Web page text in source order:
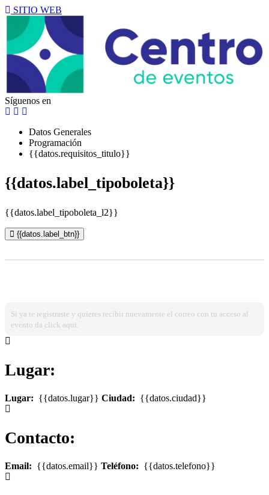
SITIO WEB
Síguenos en
Datos Generales
Programación
{{datos.requisitos_titulo}}
{{datos.label_tipoboleta}}
{{datos.label_tipoboleta_l2}}
{{datos.label_btn}}
Si ya te registraste y quieres recibir nuevamente el correo con tu acceso al
evento da click aqui.
Lugar:
Lugar: {{datos.lugar}} Ciudad: {{datos.ciudad}}
Contacto:
Email: {{datos.email}} Teléfono: {{datos.telefono}}